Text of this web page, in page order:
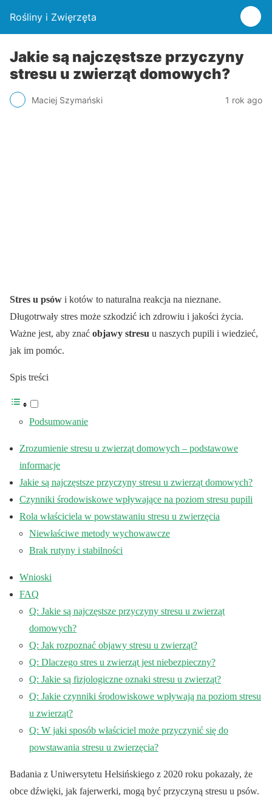
Rośliny i Zwięrzęta
Jakie są najczęstsze przyczyny
stresu u zwierząt domowych?
Maciej Szymański 1 rok ago
Stres u psów i kotów to naturalna reakcja na nieznane.
Długotrwały stres może szkodzić ich zdrowiu i jakości życia.
Ważne jest, aby znać objawy stresu u naszych pupili i wiedzieć,
jak im pomóc.
Spis treści
Podsumowanie
Zrozumienie stresu u zwierząt domowych – podstawowe
informacje
Jakie są najczęstsze przyczyny stresu u zwierząt domowych?
Czynniki środowiskowe wpływające na poziom stresu pupili
Rola właściciela w powstawaniu stresu u zwierzęcia
Niewłaściwe metody wychowawcze
Brak rutyny i stabilności
Wnioski
FAQ
Q: Jakie są najczęstsze przyczyny stresu u zwierząt
domowych?
Q: Jak rozpoznać objawy stresu u zwierząt?
Q: Dlaczego stres u zwierząt jest niebezpieczny?
Q: Jakie są fizjologiczne oznaki stresu u zwierząt?
Q: Jakie czynniki środowiskowe wpływają na poziom stresu
u zwierząt?
Q: W jaki sposób właściciel może przyczynić się do
powstawania stresu u zwierzęcia?
Badania z Uniwersytetu Helsińskiego z 2020 roku pokazały, że
obce dźwięki, jak fajerwerki, mogą być przyczyną stresu u psów.